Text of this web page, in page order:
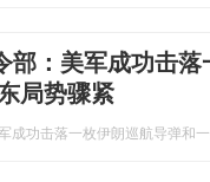
部：美军成功击
局势骤紧
成功击落一枚伊朗巡航导弹和